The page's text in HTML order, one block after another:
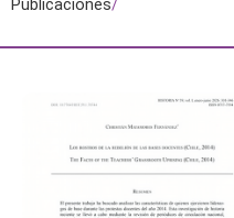
Publicaciones/